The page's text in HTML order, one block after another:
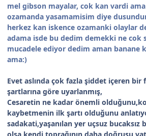
mel gibson mayalar, cok kan vardi
ozamanda yasamamisim diye
herkez kan iskence ozamanki olaylar
adama isde bu dedim demekki ne cok
mucadele ediyor dedim aman banane
ama:)
Evet aslında çok fazla şiddet içeren bir
şartlarına göre uyarlanmış,
Cesaretin ne kadar önemli
kaybetmenin ilk şartı olduğunu
sadakati,yaşanılan yer uçsuz